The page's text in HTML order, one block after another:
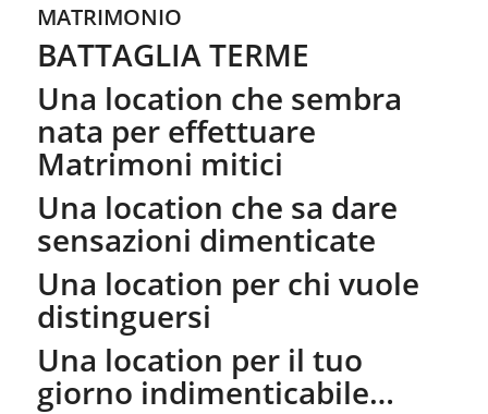
MATRIMONIO
BATTAGLIA TERME
Una location che sembra
nata per effettuare
Matrimoni mitici
Una location che sa dare
sensazioni dimenticate
Una location per chi vuole
distinguersi
Una location per il tuo
giorno indimenticabile…